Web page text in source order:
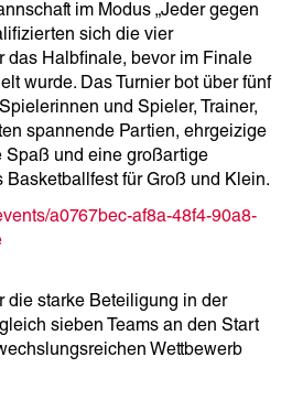
im Modus „Jeder gegen
sich die vier
das Halbfinale, bevor im Finale
wurde. Das Turnier bot über fünf
und Spieler, Trainer,
spannende Partien, ehrgeizige
Spaß und eine großartige
Basketballfest für Groß und Klein.
a0767bec-af8a-48f4-90a8-
die starke Beteiligung in der
sieben Teams an den Start
Wettbewerb